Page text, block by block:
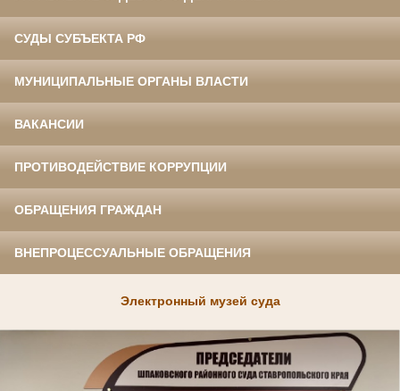
СУДЫ СУБЪЕКТА РФ
МУНИЦИПАЛЬНЫЕ ОРГАНЫ ВЛАСТИ
ВАКАНСИИ
ПРОТИВОДЕЙСТВИЕ КОРРУПЦИИ
ОБРАЩЕНИЯ ГРАЖДАН
ВНЕПРОЦЕССУАЛЬНЫЕ ОБРАЩЕНИЯ
Электронный музей суда